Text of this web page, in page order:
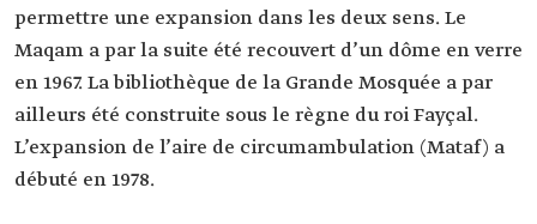
permettre une expansion dans les deux sens. Le
Maqam a par la suite été recouvert d’un dôme en verre
en 1967. La bibliothèque de la Grande Mosquée a par
ailleurs été construite sous le règne du roi Fayçal.
L’expansion de l’aire de circumambulation (Mataf) a
débuté en 1978.